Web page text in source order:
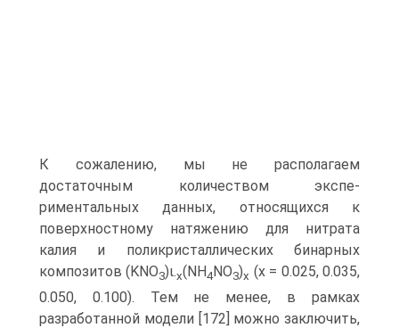
К сожалению, мы не располагаем
достаточным количеством экспе­
риментальных данных, относящихся к
поверхностному натяжению для нит­рата
калия и поликристаллических бинарных
композитов (KNO3)ι.x(NH4NO3)x (х = 0.025, 0.035,
0.050, 0.100). Тем не менее, в рамках
разработанной модели [172] можно заключить,